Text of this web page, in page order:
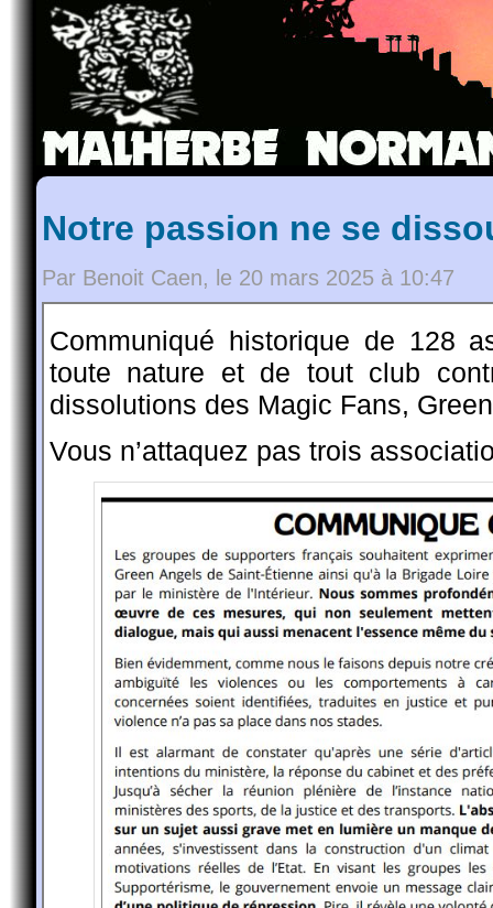
Notre passion ne se
Par Benoit Caen, le 20 mars 2025 à 10:47
Communiqué historique de 128
toute nature et de tout club
dissolutions des Magic Fans,
Vous n’attaquez pas trois